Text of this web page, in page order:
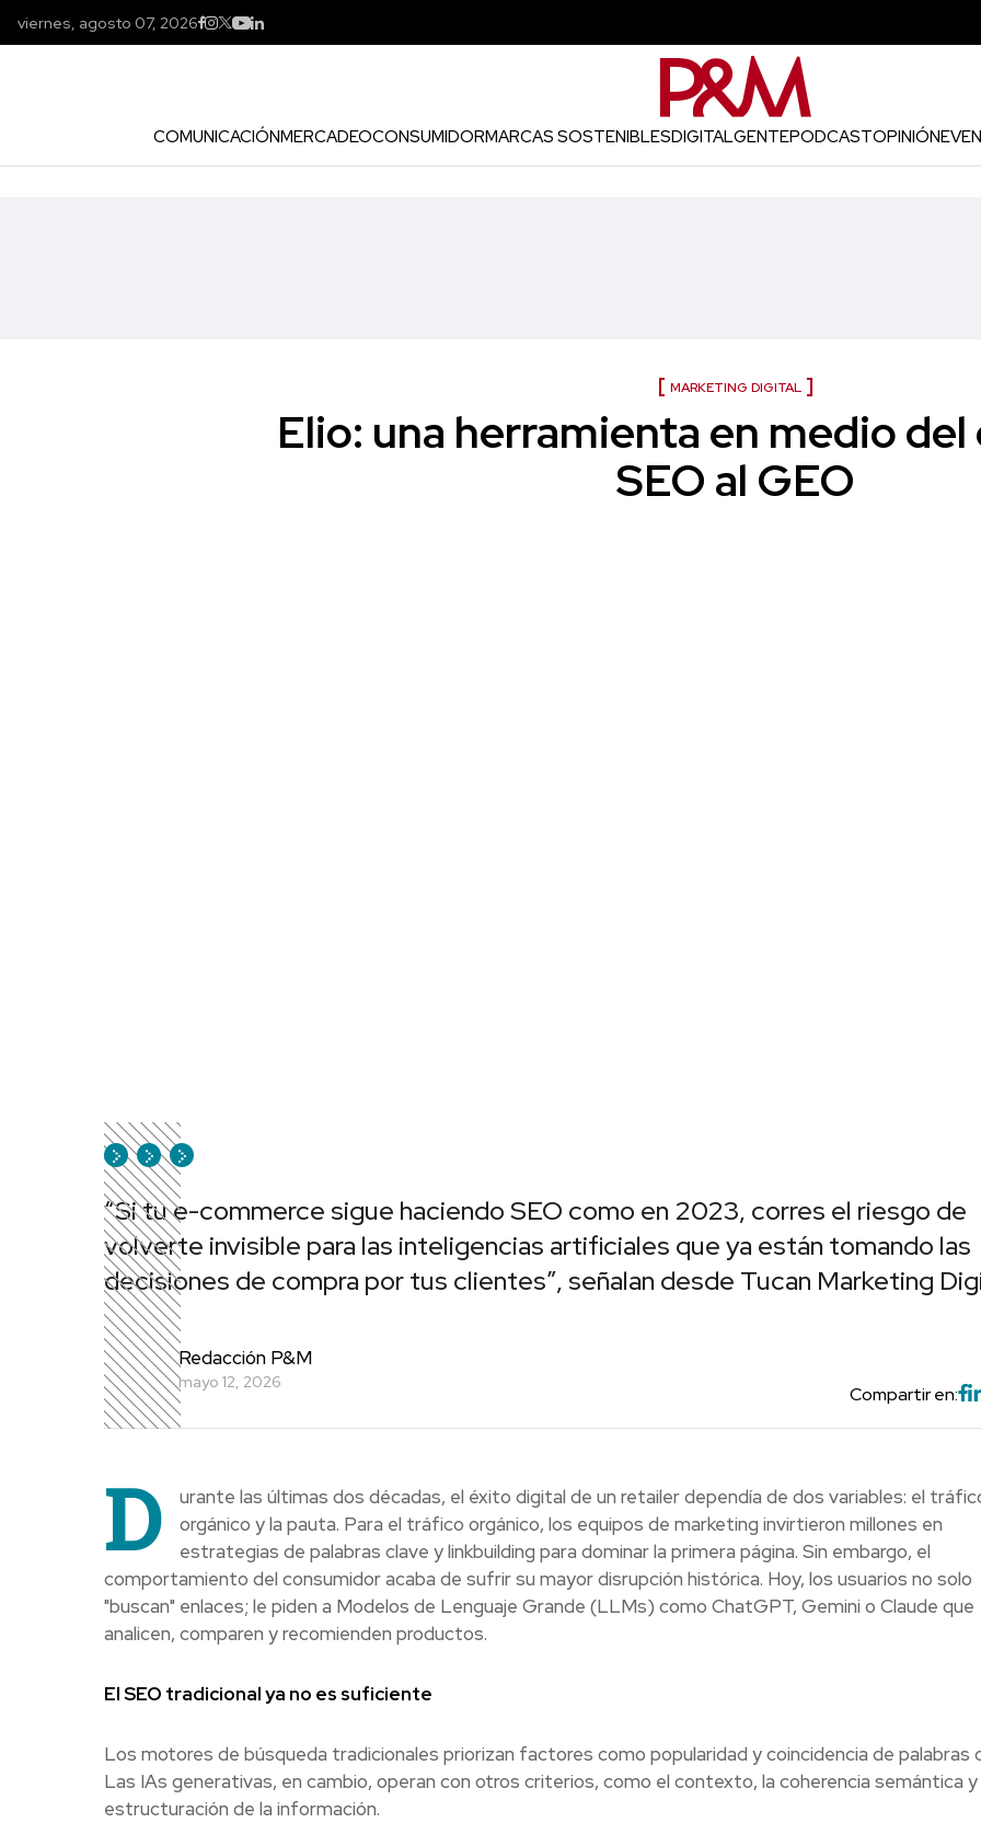
viernes, agosto 07, 2026
COMUNICACIÓNMERCADEOCONSUMIDORMARCAS SOSTENIBLESDIGITALGENTEPODCASTOPINIÓN
MARKETING DIGITAL
Elio: una herramienta en medio
SEO al GEO
“Si tu e-commerce sigue haciendo SEO como en 2023, corres el riesgo de
volverte invisible para las inteligencias artificiales que ya están tomando las
decisiones de compra por tus clientes”, señalan desde Tucan Marketing
Redacción P&M
mayo 12, 2026
Compartir en:
D
urante las últimas dos décadas, el éxito digital de un retailer dependía de dos variables: el
orgánico y la pauta. Para el tráfico orgánico, los equipos de marketing invirtieron millones en
estrategias de palabras clave y linkbuilding para dominar la primera página. Sin embargo, el
comportamiento del consumidor acaba de sufrir su mayor disrupción histórica. Hoy, los usuarios no solo
"buscan" enlaces; le piden a Modelos de Lenguaje Grande (LLMs) como ChatGPT, Gemini o Claude que
analicen, comparen y recomienden productos.
El SEO tradicional ya no es suficiente
Los motores de búsqueda tradicionales priorizan factores como popularidad y coincidencia de palabras
Las IAs generativas, en cambio, operan con otros criterios, como el contexto, la coherencia semántica y
estructuración de la información.